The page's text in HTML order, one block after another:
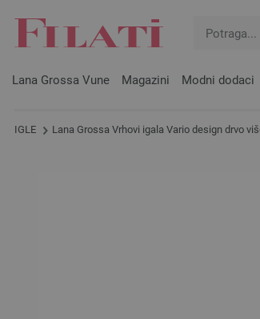
Lana Grossa Vune Magazini Modni dodaci
IGLE Lana Grossa Vrhovi igala Vario design drvo